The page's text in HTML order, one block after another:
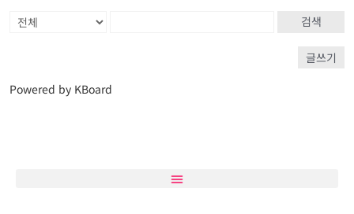
검색
글쓰기
Powered by KBoard